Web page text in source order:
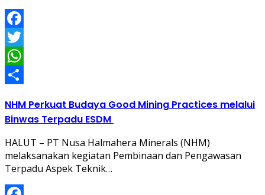
Facebook
Twitter
WhatsApp
NHM Perkuat Budaya Good Mining Practices melalui
Binwas Terpadu ESDM
HALUT – PT Nusa Halmahera Minerals (NHM)
melaksanakan kegiatan Pembinaan dan Pengawasan
Terpadu Aspek Teknik…